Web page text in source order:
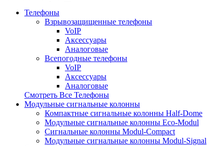
Телефоны
Взрывозащищенные телефоны
VoIP
Аксессуары
Аналоговые
Всепогодные телефоны
VoIP
Аксессуары
Аналоговые
Смотреть Все Телефоны
Модульные сигнальные колонны
Компактные сигнальные колонны Half-Dome
Модульные сигнальные колонны Eco-Modul
Сигнальные колонны Modul-Compact
Модульные сигнальные колонны Modul-Signal